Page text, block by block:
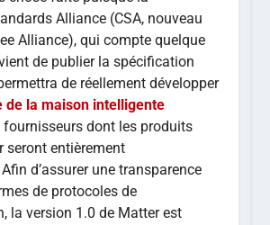
Alliance (CSA, nouveau
Alliance), qui compte quelque
de publier la spécification
de réellement développer
de la maison intelligente
fournisseurs dont les produits
seront entièrement
d’assurer une transparence
de protocoles de
la version 1.0 de Matter est